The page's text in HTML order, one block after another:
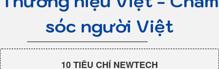
sóc người Việt
10 TIÊU CHÍ NEWTECH